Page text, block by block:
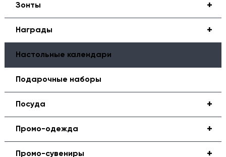
+
Зонты
+
Награды
Настольные календари
Подарочные наборы
+
Посуда
+
Промо-одежда
+
Промо-сувениры